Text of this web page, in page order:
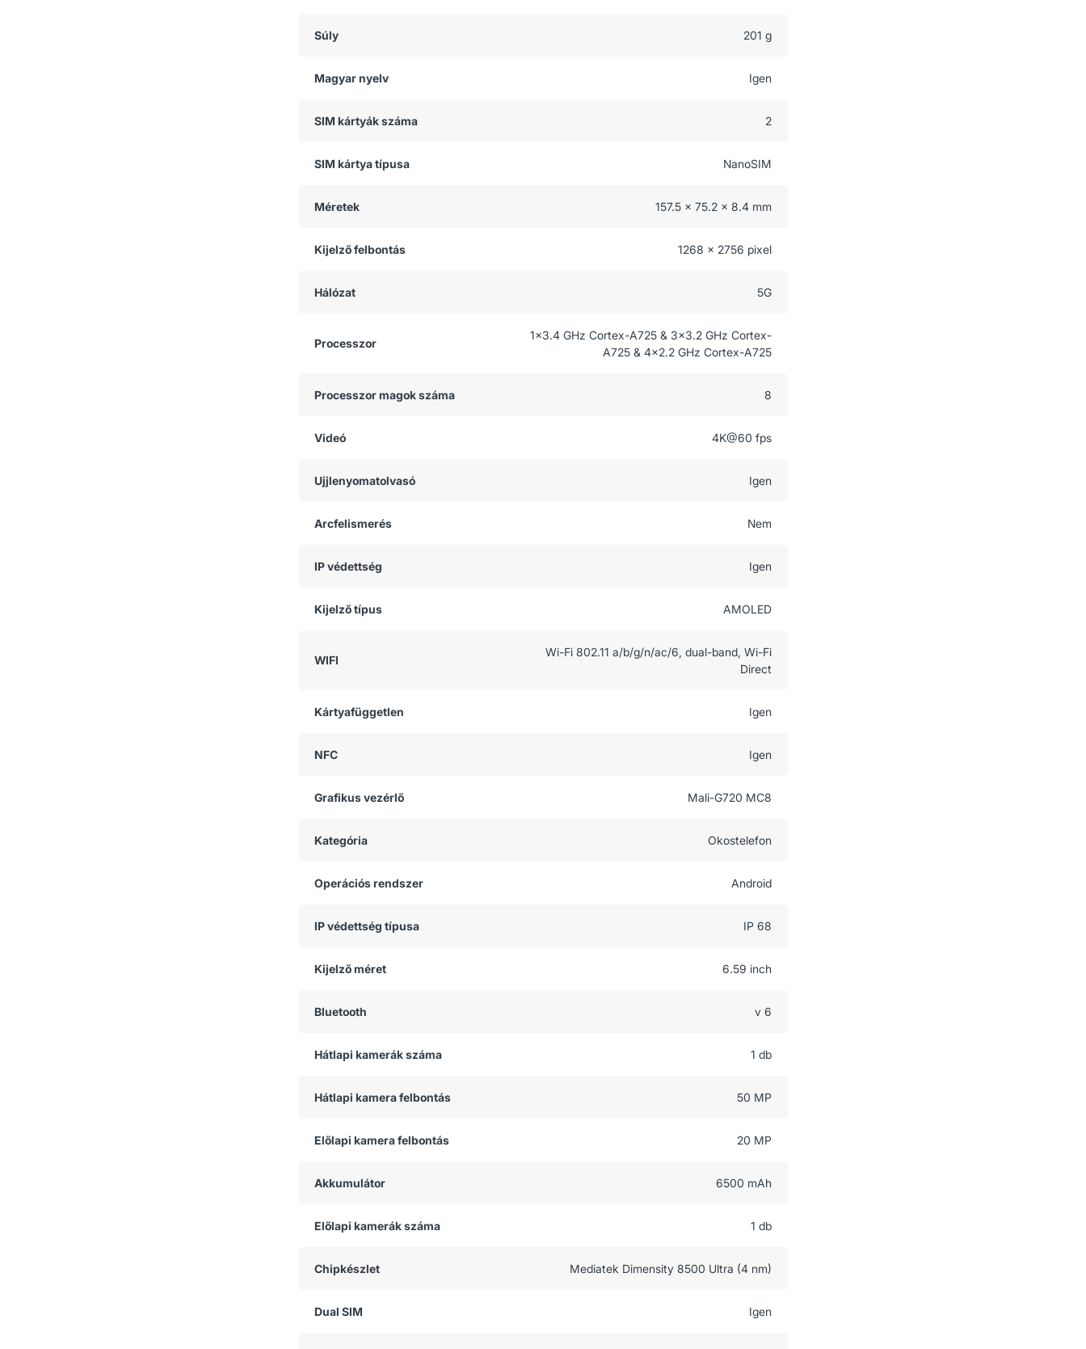
Súly 201 g
Magyar nyelv Igen
SIM kártyák száma 2
SIM kártya típusa NanoSIM
Méretek 157.5 x 75.2 x 8.4 mm
Kijelző felbontás 1268 x 2756 pixel
Hálózat 5G
Processzor
1x3.4 GHz Cortex-A725 & 3x3.2 GHz Cortex-
A725 & 4x2.2 GHz Cortex-A725
Processzor magok száma 8
Videó 4K@60 fps
Ujjlenyomatolvasó Igen
Arcfelismerés Nem
IP védettség Igen
Kijelző típus AMOLED
WIFI
Wi-Fi 802.11 a/b/g/n/ac/6, dual-band, Wi-Fi
Direct
Kártyafüggetlen Igen
NFC Igen
Grafikus vezérlő Mali-G720 MC8
Kategória Okostelefon
Operációs rendszer Android
IP védettség típusa IP 68
Kijelző méret 6.59 inch
Bluetooth v 6
Hátlapi kamerák száma 1 db
Hátlapi kamera felbontás 50 MP
Előlapi kamera felbontás 20 MP
Akkumulátor 6500 mAh
Előlapi kamerák száma 1 db
Chipkészlet Mediatek Dimensity 8500 Ultra (4 nm)
Dual SIM Igen